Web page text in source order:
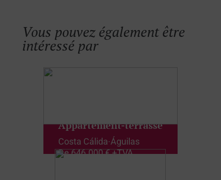
Vous pouvez également être
intéressé par
Appartement-terrasse
Costa Cálida·Águilas
De646.000 € +TVA